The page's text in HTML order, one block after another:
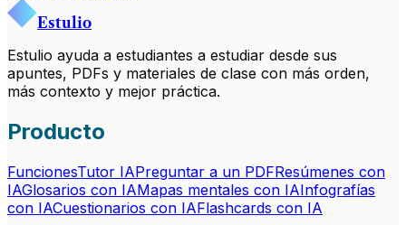
Estulio
Estulio ayuda a estudiantes a estudiar desde sus
apuntes, PDFs y materiales de clase con más orden,
más contexto y mejor práctica.
Producto
FuncionesTutor IAPreguntar a un PDFResúmenes con
IAGlosarios con IAMapas mentales con IAInfografías
con IACuestionarios con IAFlashcards con IA